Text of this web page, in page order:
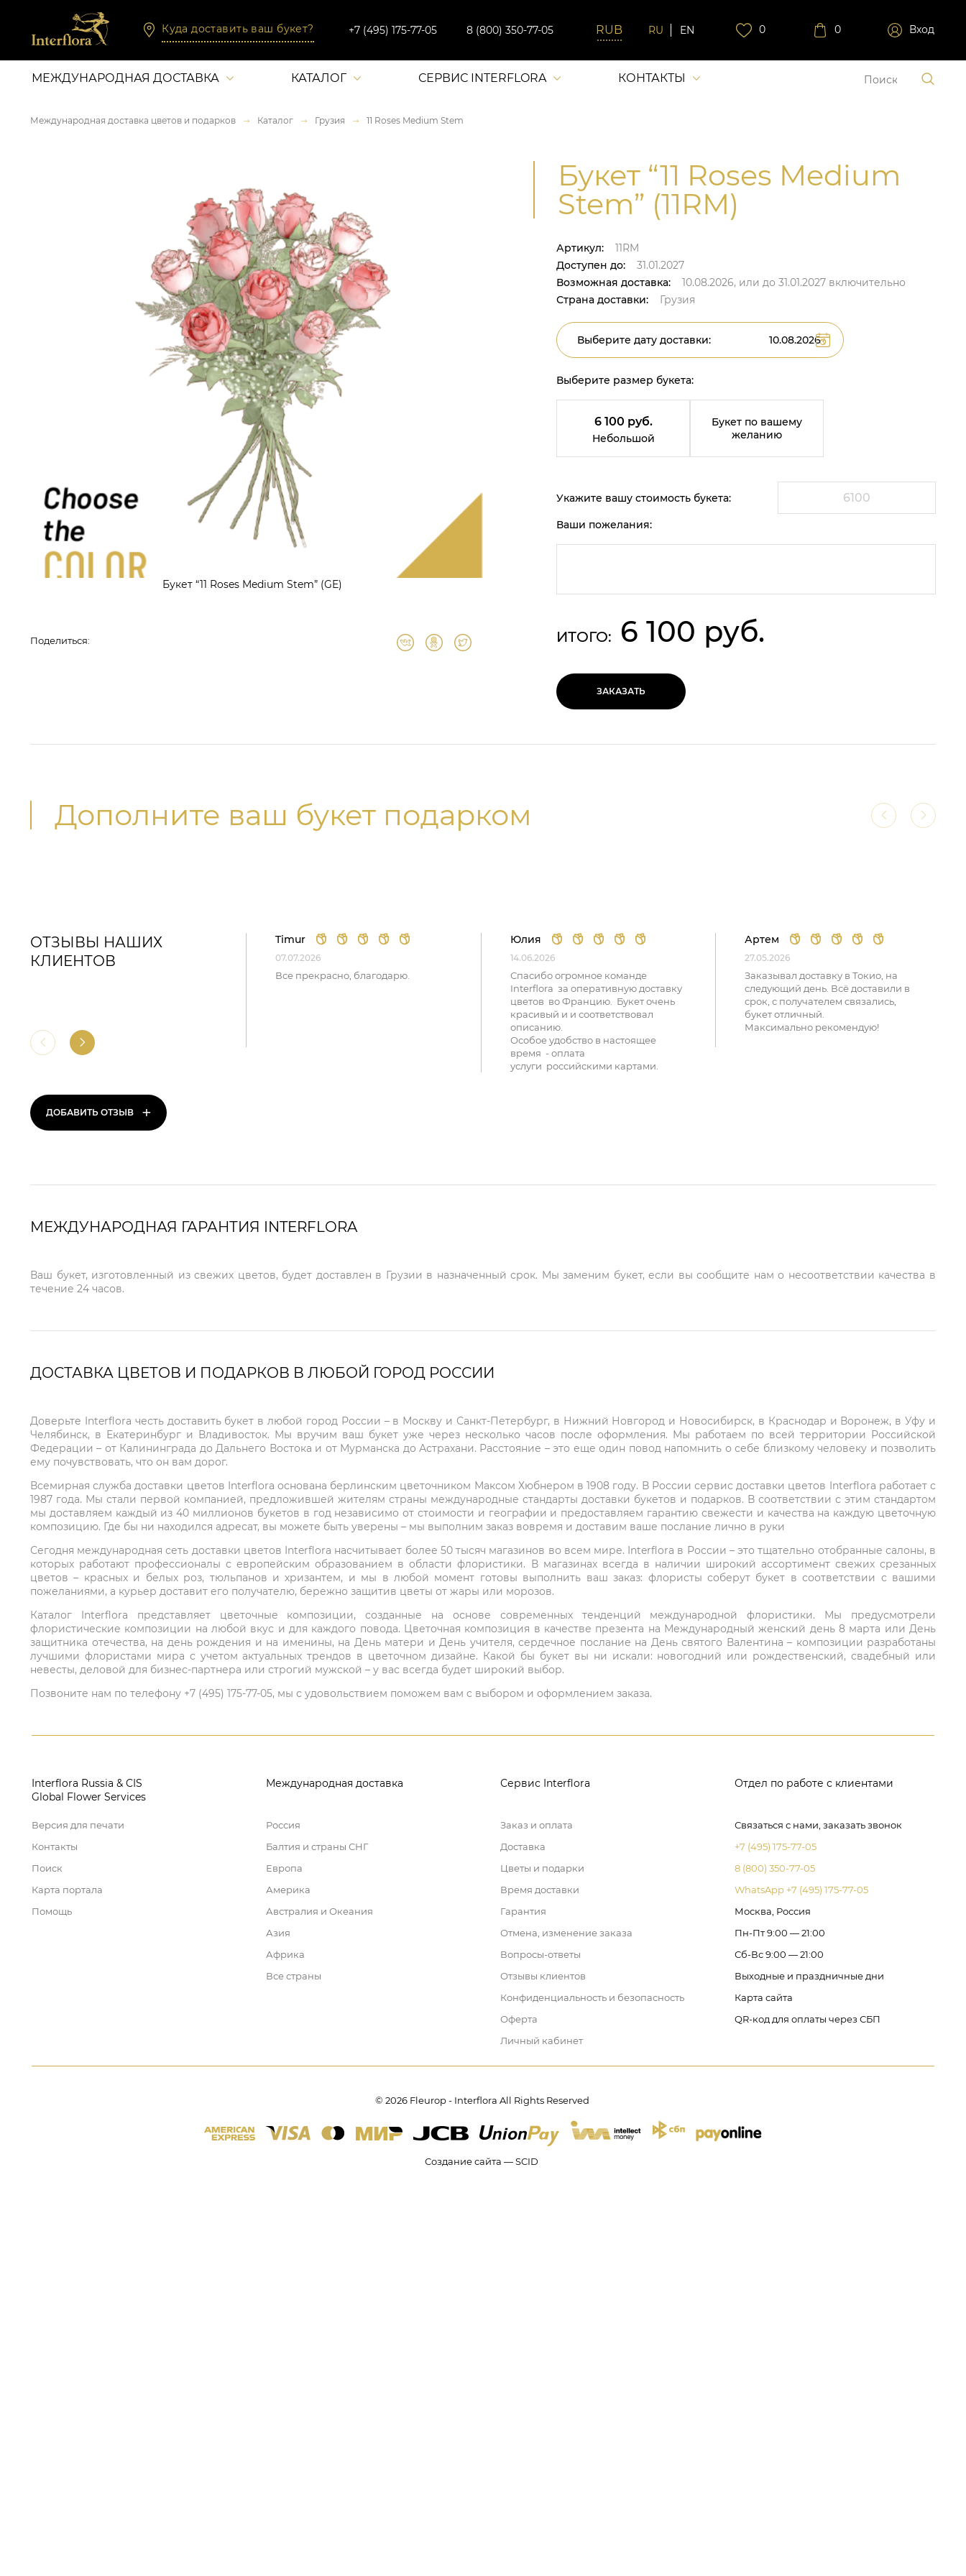
Куда доставить ваш букет? +7 (495) 175-77-05 8 (800) 350-77-05 RU EN 0 0 Вход
МЕЖДУНАРОДНАЯ ДОСТАВКА КАТАЛОГ СЕРВИС INTERFLORA КОНТАКТЫ
Международная доставка цветов и подарков Каталог Грузия 11 Roses Medium Stem
Букет “11 Roses Medium Stem” (GE)
Поделиться:
Букет “11 Roses Medium
Stem” (11RM)
Артикул:
11RM
Доступен до:
31.01.2027
Возможная доставка:
10.08.2026, или до 31.01.2027 включительно
Страна доставки:
Грузия
Выберите дату доставки:
Выберите размер букета:
6 100 руб.
Небольшой
Букет по вашему
желанию
Укажите вашу стоимость букета:
Ваши пожелания:
ИТОГО: 6 100 руб.
ЗАКАЗАТЬ
Дополните ваш букет подарком
ОТЗЫВЫ НАШИХ
КЛИЕНТОВ
ДОБАВИТЬ ОТЗЫВ +
Timur
07.07.2026
Все прекрасно, благодарю.
Юлия
14.06.2026
Спасибо огромное команде
Interflora за оперативную доставку
цветов во Францию. Букет очень
красивый и и соответствовал
описанию.
Особое удобство в настоящее
время - оплата
услуги российскими картами.
Артем
27.05.2026
Заказывал доставку в Токио, на
следующий день. Всё доставили в
срок, с получателем связались,
букет отличный.
Максимально рекомендую!
МЕЖДУНАРОДНАЯ ГАРАНТИЯ INTERFLORA
Ваш букет, изготовленный из свежих цветов, будет доставлен в Грузии в назначенный срок. Мы заменим букет, если вы сообщите нам о несоответствии качества в
течение 24 часов.
ДОСТАВКА ЦВЕТОВ И ПОДАРКОВ В ЛЮБОЙ ГОРОД РОССИИ
Доверьте Interflora честь доставить букет в любой город России – в Москву и Санкт-Петербург, в Нижний Новгород и Новосибирск, в Краснодар и Воронеж, в Уфу и
Челябинск, в Екатеринбург и Владивосток. Мы вручим ваш букет уже через несколько часов после оформления. Мы работаем по всей территории Российской
Федерации – от Калининграда до Дальнего Востока и от Мурманска до Астрахани. Расстояние – это еще один повод напомнить о себе близкому человеку и позволить
ему почувствовать, что он вам дорог.
Всемирная служба доставки цветов Interflora основана берлинским цветочником Максом Хюбнером в 1908 году. В России сервис доставки цветов Interflora работает с
1987 года. Мы стали первой компанией, предложившей жителям страны международные стандарты доставки букетов и подарков. В соответствии с этим стандартом
мы доставляем каждый из 40 миллионов букетов в год независимо от стоимости и географии и предоставляем гарантию свежести и качества на каждую цветочную
композицию. Где бы ни находился адресат, вы можете быть уверены – мы выполним заказ вовремя и доставим ваше послание лично в руки
Сегодня международная сеть доставки цветов Interflora насчитывает более 50 тысяч магазинов во всем мире. Interflora в России – это тщательно отобранные салоны, в
которых работают профессионалы с европейским образованием в области флористики. В магазинах всегда в наличии широкий ассортимент свежих срезанных
цветов – красных и белых роз, тюльпанов и хризантем, и мы в любой момент готовы выполнить ваш заказ: флористы соберут букет в соответствии с вашими
пожеланиями, а курьер доставит его получателю, бережно защитив цветы от жары или морозов.
Каталог Interflora представляет цветочные композиции, созданные на основе современных тенденций международной флористики. Мы предусмотрели
флористические композиции на любой вкус и для каждого повода. Цветочная композиция в качестве презента на Международный женский день 8 марта или День
защитника отечества, на день рождения и на именины, на День матери и День учителя, сердечное послание на День святого Валентина – композиции разработаны
лучшими флористами мира с учетом актуальных трендов в цветочном дизайне. Какой бы букет вы ни искали: новогодний или рождественский, свадебный или
невесты, деловой для бизнес-партнера или строгий мужской – у вас всегда будет широкий выбор.
Позвоните нам по телефону +7 (495) 175-77-05, мы с удовольствием поможем вам с выбором и оформлением заказа.
Interflora Russia & CIS
Global Flower Services
Версия для печати
Контакты
Поиск
Карта портала
Помощь
Международная доставка
Россия
Балтия и страны СНГ
Европа
Америка
Австралия и Океания
Азия
Африка
Все страны
Сервис Interflora
Заказ и оплата
Доставка
Цветы и подарки
Время доставки
Гарантия
Отмена, изменение заказа
Вопросы-ответы
Отзывы клиентов
Конфиденциальность и безопасность
Оферта
Личный кабинет
Отдел по работе с клиентами
Связаться с нами, заказать звонок
+7 (495) 175-77-05
8 (800) 350-77-05
WhatsApp +7 (495) 175-77-05
Москва, Россия
Пн-Пт 9:00 — 21:00
Сб-Вс 9:00 — 21:00
Выходные и праздничные дни
Карта сайта
QR-код для оплаты через СБП
© 2026 Fleurop - Interflora All Rights Reserved
Создание сайта — SCID